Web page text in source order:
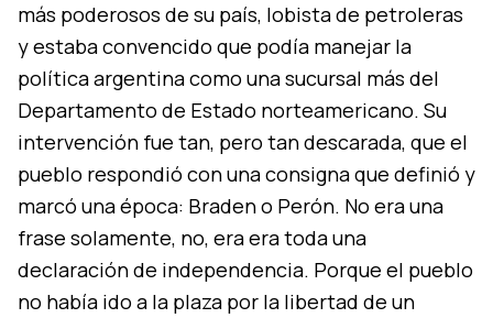
más poderosos de su país, lobista de petroleras
y estaba convencido que podía manejar la
política argentina como una sucursal más del
Departamento de Estado norteamericano. Su
intervención fue tan, pero tan descarada, que el
pueblo respondió con una consigna que definió y
marcó una época: Braden o Perón. No era una
frase solamente, no, era era toda una
declaración de independencia. Porque el pueblo
no había ido a la plaza por la libertad de un